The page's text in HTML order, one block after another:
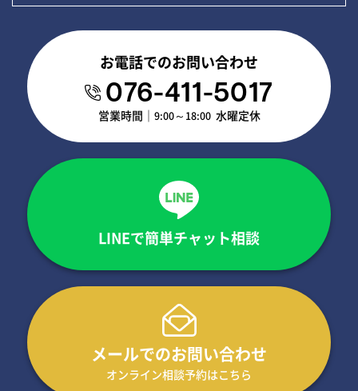
お電話でのお問い合わせ
076-411-5017
営業時間｜ 9:00～ 18:00水曜定休
LINEで簡単チャット相談
メールでのお問い合わせ
オンライン相談予約はこちら